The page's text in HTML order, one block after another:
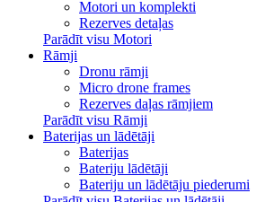
Motori un komplekti
Rezerves detaļas
Parādīt visu Motori
Rāmji
Dronu rāmji
Micro drone frames
Rezerves daļas rāmjiem
Parādīt visu Rāmji
Baterijas un lādētāji
Baterijas
Bateriju lādētāji
Bateriju un lādētāju piederumi